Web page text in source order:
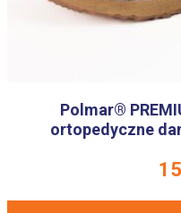
Polmar®
ortopedyczne